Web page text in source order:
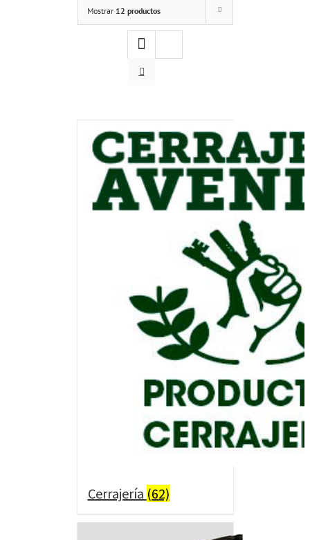
Mostrar 12 productos
Cerrajería (62)